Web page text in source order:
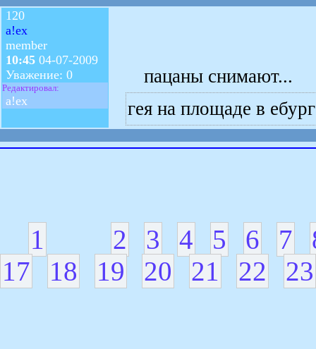
120
a!ex
member
10:45 04-07-2009
Уважение: 0
Редактировал:
a!ex
пацаны снимают...
гея на площаде в
1 2 3 4 5 6 7
17
18 19 20 21 22 23